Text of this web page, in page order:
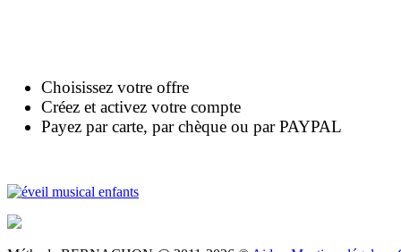
Choisissez votre offre
Créez et activez votre compte
Payez par carte, par chèque ou par PAYPAL